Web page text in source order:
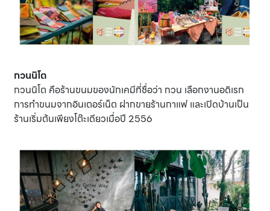
กวนนิโต
กวนนิโต คือร้านขนมของนักเคมีที่ชื่อว่า กวน เลือกงานอดิเรก
การทำขนมจากอินเตอร์เน็ต ฝากขายร้านกาแฟ และเปิดบ้านเป็น
ร้านเริ่มต้นเพียงโต๊ะเดียวเมื่อปี 2556